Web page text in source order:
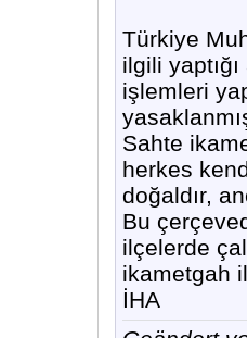
Türkiye
ilgili
işlemleri
Sahte
herkes
doğaldır,
Bu
ilçelerde
ikametgah
İHA